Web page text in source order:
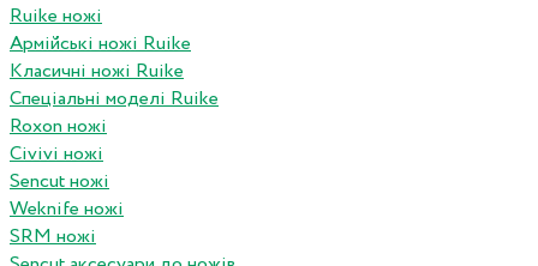
Ruike ножі
Армійські ножі Ruike
Класичні ножі Ruike
Спеціальні моделі Ruike
Roxon ножi
Civivi ножі
Sencut ножі
Weknife ножі
SRM ножі